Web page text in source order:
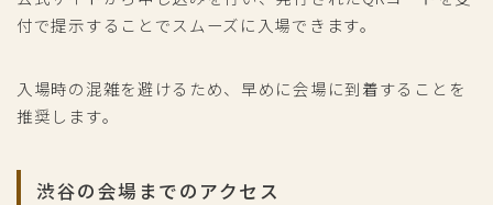
付で提示することでスムーズに入場できます。
入場時の混雑を避けるため、早めに会場に到着することを
推奨します。
渋谷の会場までのアクセス